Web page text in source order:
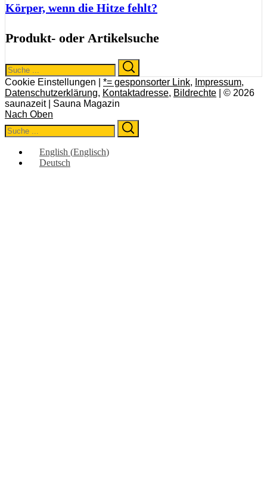
Körper, wenn die Hitze fehlt?
Produkt- oder Artikelsuche
Search
for:
Cookie Einstellungen | *= gesponsorter Link, Impressum,
Datenschutzerklärung, Kontaktadresse, Bildrechte | © 2026
saunazeit | Sauna Magazin
Nach Oben
Search
for:
English (Englisch)
Deutsch